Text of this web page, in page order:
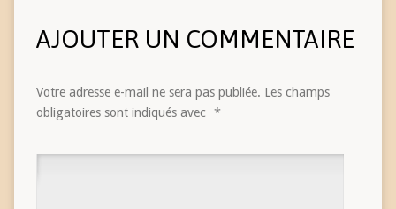
AJOUTER UN COMMENTAIRE
Votre adresse e-mail ne sera pas publiée. Les champs
obligatoires sont indiqués avec *